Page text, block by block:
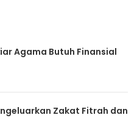
Agama Butuh Finansial
Zakat Fitrah dan